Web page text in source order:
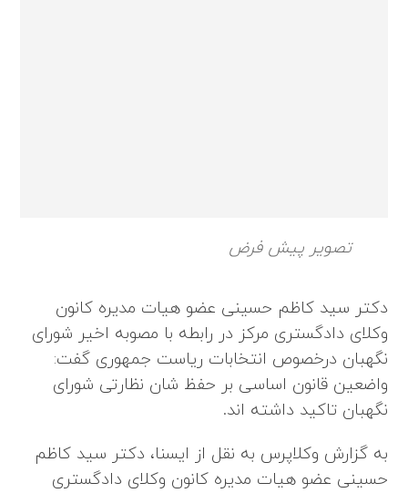
تصویر پیش فرض
دکتر سید کاظم حسینی عضو هیات مدیره کانون
وکلای دادگستری مرکز در رابطه با مصوبه اخیر شورای
نگهبان درخصوص انتخابات ریاست جمهوری گفت:
واضعین قانون اساسی بر حفظ شان نظارتی شورای
نگهبان تاکید داشته‌ اند.
به گزارش وکلاپرس به نقل از ایسنا، دکتر سید کاظم
حسینی عضو هیات مدیره کانون وکلای دادگستری